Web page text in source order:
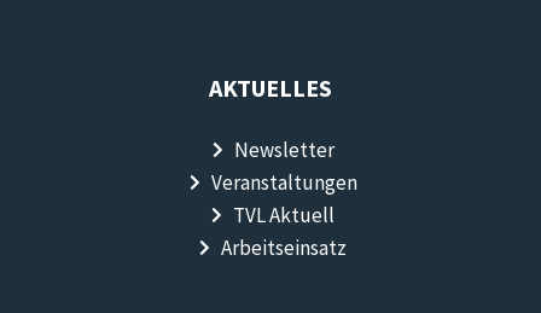
AKTUELLES
Newsletter
Veranstaltungen
TVL Aktuell
Arbeitseinsatz